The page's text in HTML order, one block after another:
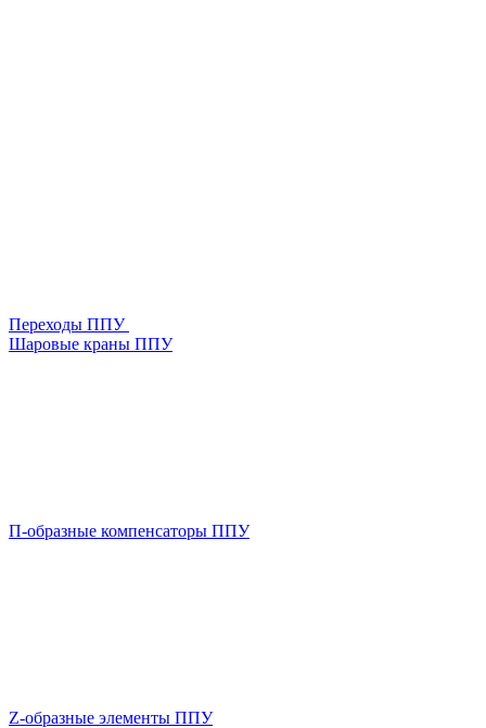
Переходы ППУ
Шаровые краны ППУ
П-образные компенсаторы ППУ
Z-образные элементы ППУ